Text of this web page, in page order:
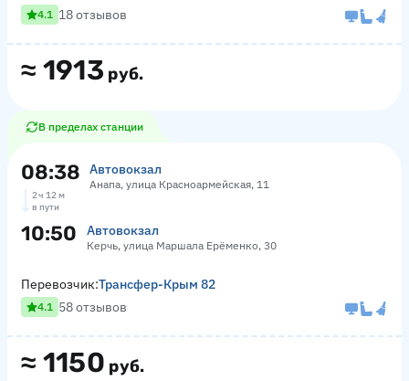
≈ 1913 руб.
4.1 18 отзывов
В пределах станции
08:38 Автовокзал
Анапа, улица Красноармейская, 11
2 ч 12 м
в пути
10:50 Автовокзал
Керчь, улица Маршала Ерёменко, 30
≈ 1150 руб.
Перевозчик:Трансфер-Крым 82
4.1 58 отзывов